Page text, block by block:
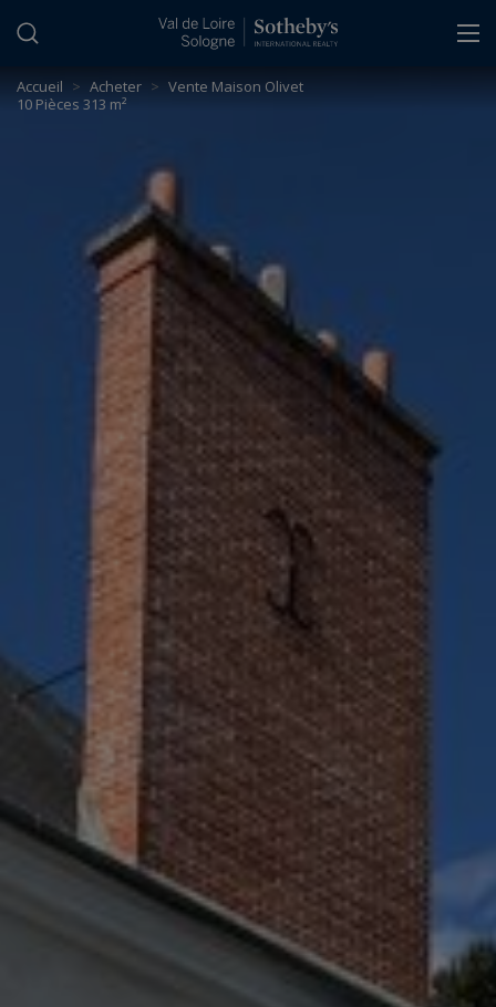
Accueil > Acheter > Vente Maison Olivet
10 Pièces 313 m²